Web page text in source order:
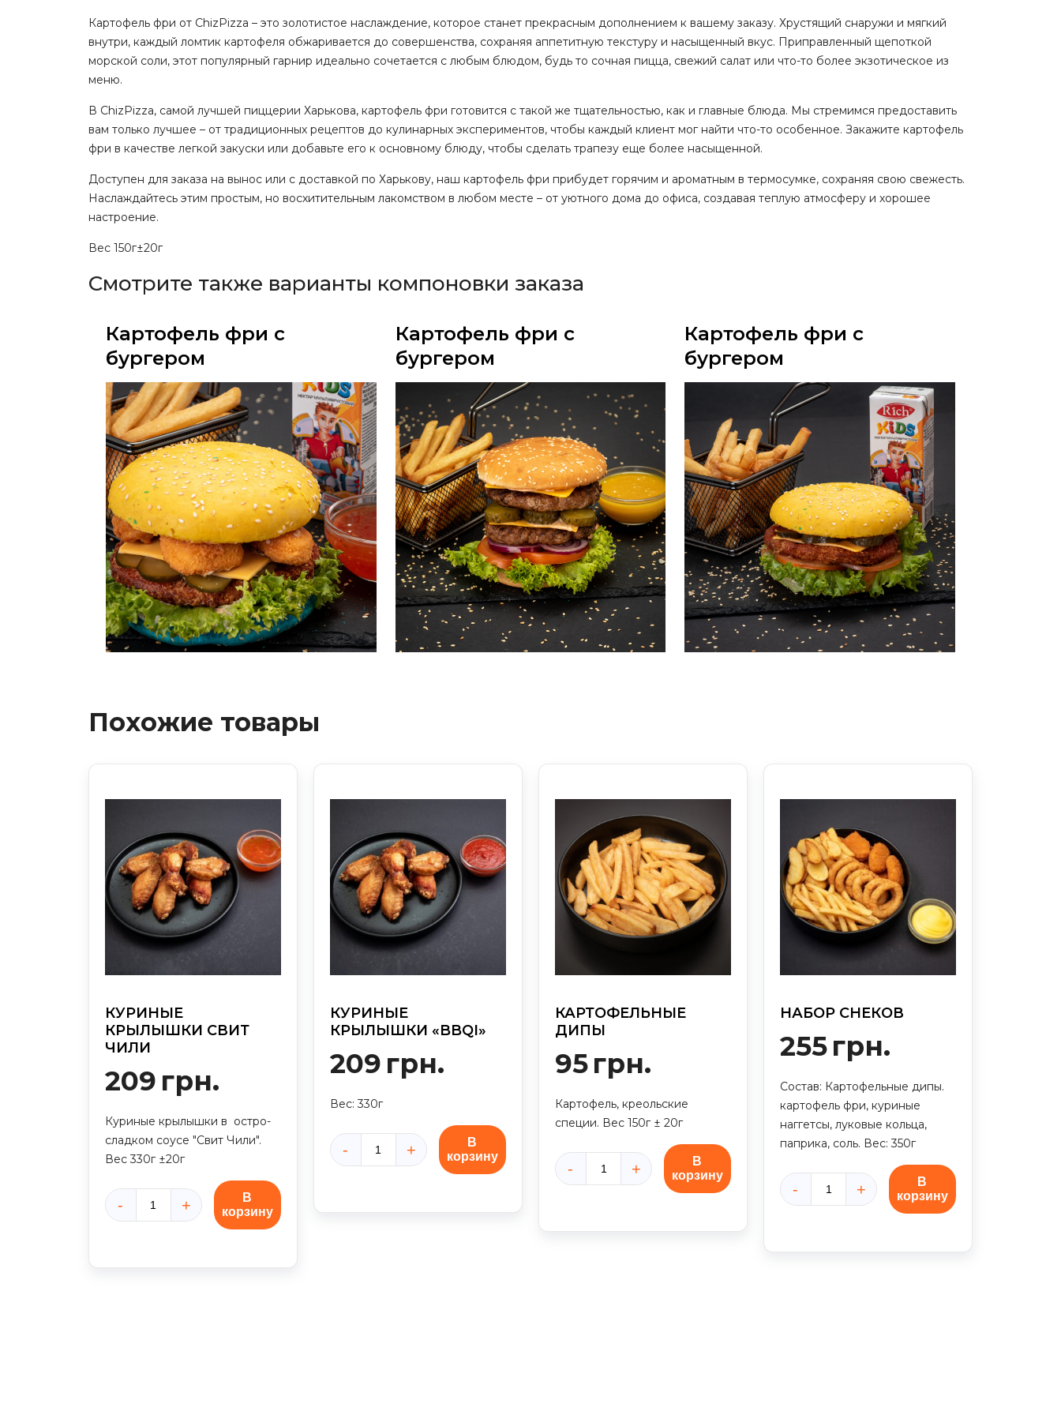
Картофель фри от ChizPizza – это золотистое наслаждение, которое станет прекрасным дополнением к вашему заказу. Хрустящий снаружи и мягкий
внутри, каждый ломтик картофеля обжаривается до совершенства, сохраняя аппетитную текстуру и насыщенный вкус. Приправленный щепоткой
морской соли, этот популярный гарнир идеально сочетается с любым блюдом, будь то сочная пицца, свежий салат или что-то более экзотическое из
меню.
В ChizPizza, самой лучшей пиццерии Харькова, картофель фри готовится с такой же тщательностью, как и главные блюда. Мы стремимся предоставить
вам только лучшее – от традиционных рецептов до кулинарных экспериментов, чтобы каждый клиент мог найти что-то особенное. Закажите картофель
фри в качестве легкой закуски или добавьте его к основному блюду, чтобы сделать трапезу еще более насыщенной.
Доступен для заказа на вынос или с доставкой по Харькову, наш картофель фри прибудет горячим и ароматным в термосумке, сохраняя свою свежесть.
Наслаждайтесь этим простым, но восхитительным лакомством в любом месте – от уютного дома до офиса, создавая теплую атмосферу и хорошее
настроение.
Вес 150г±20г
Смотрите также варианты компоновки заказа
Картофель фри с
бургером
Картофель фри с
бургером
Картофель фри с
бургером
Похожие товары
КУРИНЫЕ
КРЫЛЫШКИ СВИТ
ЧИЛИ
209 грн.
Куриные крылышки в остро-
сладком соусе "Свит Чили".
Вес 330г ±20г
Количество
В
корзину
КУРИНЫЕ
КРЫЛЫШКИ «BBQІ»
209 грн.
Вес: 330г
Количество
В
корзину
КАРТОФЕЛЬНЫЕ
ДИПЫ
95грн.
Картофель, креольские
специи. Вес 150г ± 20г
Количество
В
корзину
НАБОР СНЕКОВ
255грн.
Состав: Картофельные дипы.
картофель фри, куриные
наггетсы, луковые кольца,
паприка, соль. Вес: 350г
Количество
В
корзину